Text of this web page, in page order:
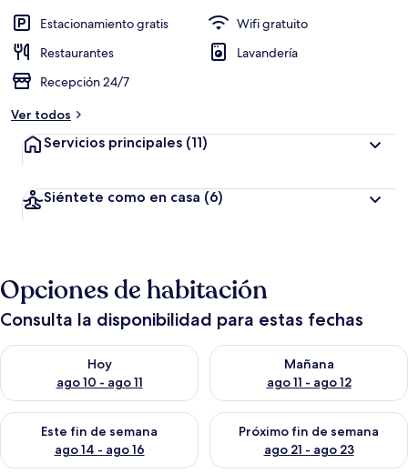
Estacionamiento gratis
Wifi gratuito
Restaurantes
Lavandería
Recepción 24/7
Ver todos
Servicios principales (11)
Siéntete como en casa (6)
Opciones de habitación
Consulta la disponibilidad para estas fechas
Hoy
ago 10 - ago 11
Consulta la disponibilidad para hoy ago 10 - ago 11
Mañana
ago 11 - ago 12
Consulta la disponibilidad
Este fin de semana
ago 14 - ago 16
Consulta la disponibilidad para este fin de semana ago 14 -
Próximo fin de semana
ago 21 - ago 23
Consulta la disponibilidad